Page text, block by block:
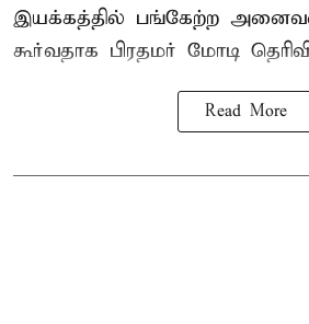
இயக்கத்தில் பங்கேற்ற
கூர்வதாக பிரதமர் மோடி
Read More